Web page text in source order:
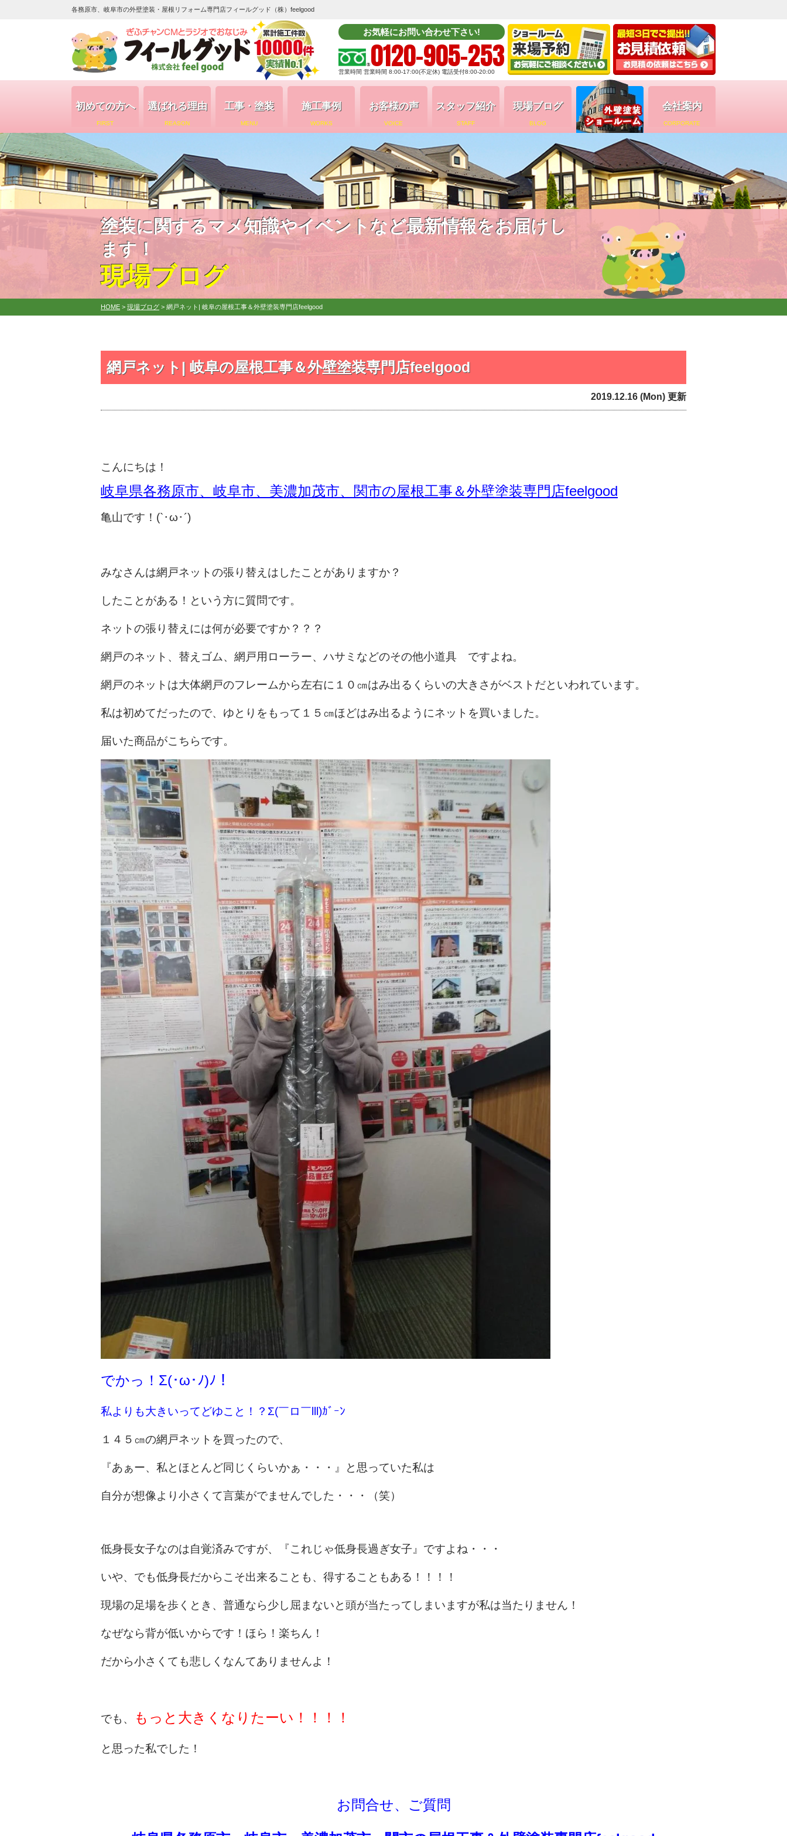
各務原市、岐阜市の外壁塗装・屋根リフォーム専門店フィールグッド（株）feelgood
お気軽にお問い合わせ下さい!
0120-905-253
営業時間 営業時間 8:00-17:00(不定休) 電話受付8:00-20:00
初めての方へ
FIRST
選ばれる理由
REASON
工事・塗装
MENU
施工事例
WORKS
お客様の声
VOICE
スタッフ紹介
STAFF
現場ブログ
BLOG
会社案内
CORPORATE
塗装に関するマメ知識やイベントなど最新情報をお届けし
ます！
現場ブログ
HOME > 現場ブログ > 網戸ネット| 岐阜の屋根工事＆外壁塗装専門店feelgood
網戸ネット| 岐阜の屋根工事＆外壁塗装専門店feelgood
2019.12.16 (Mon) 更新
こんにちは！
岐阜県各務原市、岐阜市、美濃加茂市、関市の屋根工事＆外壁塗装専門店feelgood
亀山です！(`･ω･´)ゞ
みなさんは網戸ネットの張り替えはしたことがありますか？
したことがある！という方に質問です。
ネットの張り替えには何が必要ですか？？？
網戸のネット、替えゴム、網戸用ローラー、ハサミなどのその他小道具 ですよね。
網戸のネットは大体網戸のフレームから左右に１０㎝はみ出るくらいの大きさがベストだといわれています。
私は初めてだったので、ゆとりをもって１５㎝ほどはみ出るようにネットを買いました。
届いた商品がこちらです。
でかっ！Σ(･ω･ﾉ)ﾉ！
私よりも大きいってどゆこと！？Σ(￣ロ￣lll)ｶﾞｰﾝ
１４５㎝の網戸ネットを買ったので、
『あぁー、私とほとんど同じくらいかぁ・・・』と思っていた私は
自分が想像より小さくて言葉がでませんでした・・・（笑）
低身長女子なのは自覚済みですが、『これじゃ低身長過ぎ女子』ですよね・・・
いや、でも低身長だからこそ出来ることも、得することもある！！！！
現場の足場を歩くとき、普通なら少し屈まないと頭が当たってしまいますが私は当たりません！
なぜなら背が低いからです！ほら！楽ちん！
だから小さくても悲しくなんてありませんよ！
でも、 もっと大きくなりたーい！！！！
と思った私でした！
お問合せ、ご質問